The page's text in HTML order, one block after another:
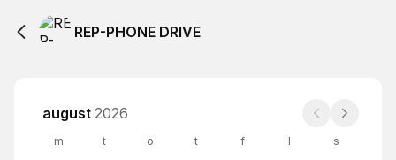
REP-PHONE DRIVE
august 2026
m t o t f l s